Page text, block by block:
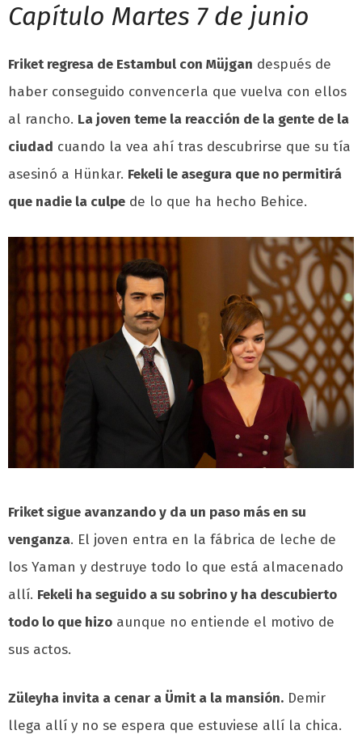
Capítulo Martes 7 de junio
Friket regresa de Estambul con Müjgan después de
haber conseguido convencerla que vuelva con ellos
al rancho. La joven teme la reacción de la gente de la
ciudad cuando la vea ahí tras descubrirse que su tía
asesinó a Hünkar. Fekeli le asegura que no permitirá
que nadie la culpe de lo que ha hecho Behice.
Friket sigue avanzando y da un paso más en su
venganza. El joven entra en la fábrica de leche de
los Yaman y destruye todo lo que está almacenado
allí. Fekeli ha seguido a su sobrino y ha descubierto
todo lo que hizo aunque no entiende el motivo de
sus actos.
Züleyha invita a cenar a Ümit a la mansión. Demir
llega allí y no se espera que estuviese allí la chica.